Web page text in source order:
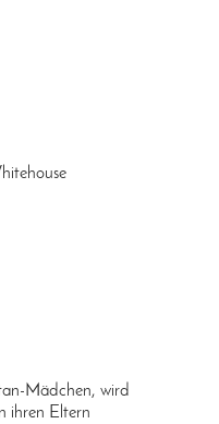
Mädchen, wird
ihren Eltern